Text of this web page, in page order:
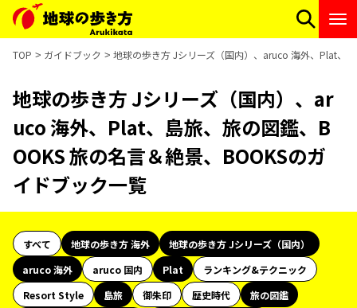
TOP ガイドブック 地球の歩き方 Jシリーズ（国内）、aruco 海外、Plat、
地球の歩き方 Jシリーズ（国内）、ar
uco 海外、Plat、島旅、旅の図鑑、B
OOKS 旅の名言＆絶景、BOOKSのガ
イドブック一覧
すべて 地球の歩き方 海外
地球の歩き方 Jシリーズ（国内）
aruco 海外
aruco 国内 Plat
ランキング&テクニック
Resort Style
島旅 御朱印 歴史時代
旅の図鑑